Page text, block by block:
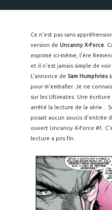
Ce n'est pas sans
version de Uncanny X-Force .
exprimé ici-même, l'ère
et il n'est jamais simple de
L'annonce de Sam Humphriesà
pour m'emballer. Je ne
sur les Ultimates. Une
arrêté la lecture de la série...
posait aucun soucis d'entrée
ouvert Uncanny X-Force #1.
lecture a pris fin.